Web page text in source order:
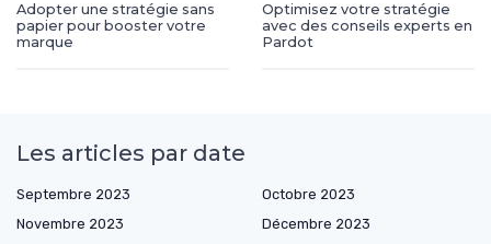
Adopter une stratégie sans
papier pour booster votre
marque
Optimisez votre stratégie
avec des conseils experts en
Pardot
Les articles par date
Septembre 2023
Octobre 2023
Novembre 2023
Décembre 2023